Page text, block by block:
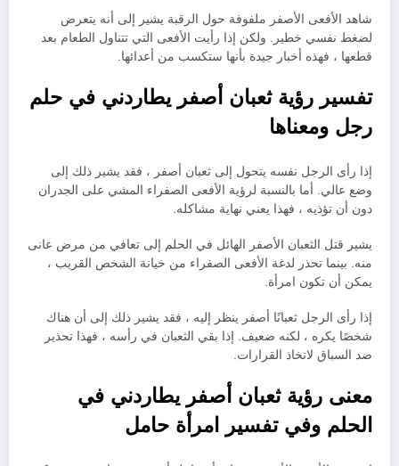
شاهد الأفعى الأصفر ملفوفة حول الرقبة يشير إلى أنه يتعرض
لضغط نفسي خطير. ولكن إذا رأيت الأفعى التي تتناول الطعام بعد
قطعها ، فهذه أخبار جيدة بأنها ستكسب من أعدائها.
تفسير رؤية ثعبان أصفر يطاردني في حلم
رجل ومعناها
إذا رأى الرجل نفسه يتحول إلى ثعبان أصفر ، فقد يشير ذلك إلى
وضع عالي. أما بالنسبة لرؤية الأفعى الصفراء المشي على الجدران
دون أن تؤذيه ، فهذا يعني نهاية مشاكله.
يشير قتل الثعبان الأصفر الهائل في الحلم إلى تعافي من مرض عانى
منه. بينما تحذر لدغة الأفعى الصفراء من خيانة الشخص القريب ،
يمكن أن تكون امرأة.
إذا رأى الرجل ثعبانًا أصفر ينظر إليه ، فقد يشير ذلك إلى أن هناك
شخصًا يكره ، لكنه ضعيف. إذا بقي الثعبان في رأسه ، فهذا تحذير
ضد السباق لاتخاذ القرارات.
معنى رؤية ثعبان أصفر يطاردني في
الحلم وفي تفسير امرأة حامل